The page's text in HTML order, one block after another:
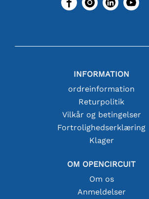
INFORMATION
ordreinformation
Returpolitik
Vilkår og betingelser
Fortrolighedserklæring
Klager
OM OPENCIRCUIT
Om os
Anmeldelser